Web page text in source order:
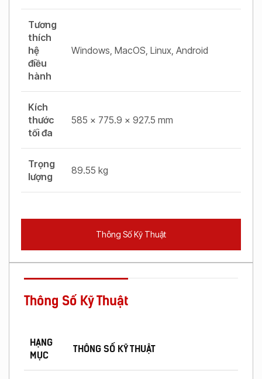
Thông Số Kỹ Thuật
Tương
thích
hệ
điều
hành
Windows, MacOS, Linux, Android
Kích
thước
tối đa
585 x 775.9 x 927.5 mm
Trọng
lượng
89.55 kg
Thông Số Kỹ Thuật
HẠNG
MỤC
THÔNG SỐ KỸ THUẬT